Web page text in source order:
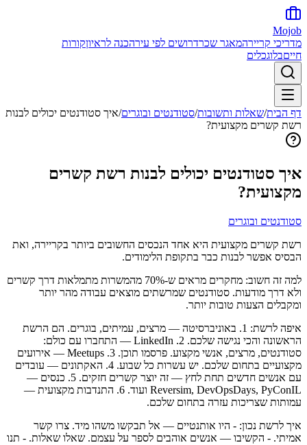
Mojob
מדריכי קריירהמאגר שכרדרושים לפי עירהכנה לראיוןקורות
חייםבלוגכלים
דף הבית/שאלות ותשובות/סטודנטים ובוגרים/איך סטודנטים יכולים לבנות
רשת קשרים מקצועית?
איך סטודנטים יכולים לבנות רשת קשרים
מקצועית?
סטודנטים ובוגרים
רשת קשרים מקצועית היא אחד הנכסים החשובים ביותר בקריירה, ואת
הבסיס אפשר לבנות כבר בתקופת הלימודים.
למה זה חשוב: מחקרים מראים ש-70% מהמשרות מתמלאות דרך קשרים
ולא דרך מודעות. סטודנטים שמרשתים מוצאים עבודה מהר יותר
ומקבלים הצעות טובות יותר.
איפה לרשת: 1. באוניברסיטה — מרצים, עמיתים, בוגרים. הם הרשת
הראשונה והכי נגישה שלכם. 2. LinkedIn — התחברו עם כולם:
סטודנטים, מרצים, אנשי מקצוע. פרסמו תוכן. 3. Meetups — אירועים
מקצועיים בתחום שלכם. יש עשרות כל שבוע. 4. האקתונים — עובדים
עם אנשים חדשים תחת לחץ — זה יוצר קשרים חזקים. 5. כנסים —
Reversim, DevOpsDays, PyConIL ועוד. 6. התנדבות מקצועית —
עמותות שצריכות עזרה בתחום שלכם.
איך לרשת נכון: - היו אותנטיים — אל תבקשו משהו מיד. צרו קשר
אמיתי. - הקשיבו — אנשים אוהבים לספר על עצמם. שאלו שאלות. - תנו